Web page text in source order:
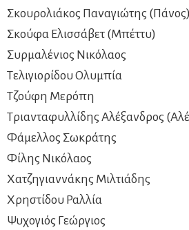
Σκουρολιάκος Παναγιώτης (Πάνος)
Σκούφα Ελισσάβετ (Μπέττυ)
Συρμαλένιος Νικόλαος
Τελιγιορίδου Ολυμπία
Τζούφη Μερόπη
Τριανταφυλλίδης Αλέξανδρος
Φάμελλος Σωκράτης
Φίλης Νικόλαος
Χατζηγιαννάκης Μιλτιάδης
Χρηστίδου Ραλλία
Ψυχογιός Γεώργιος